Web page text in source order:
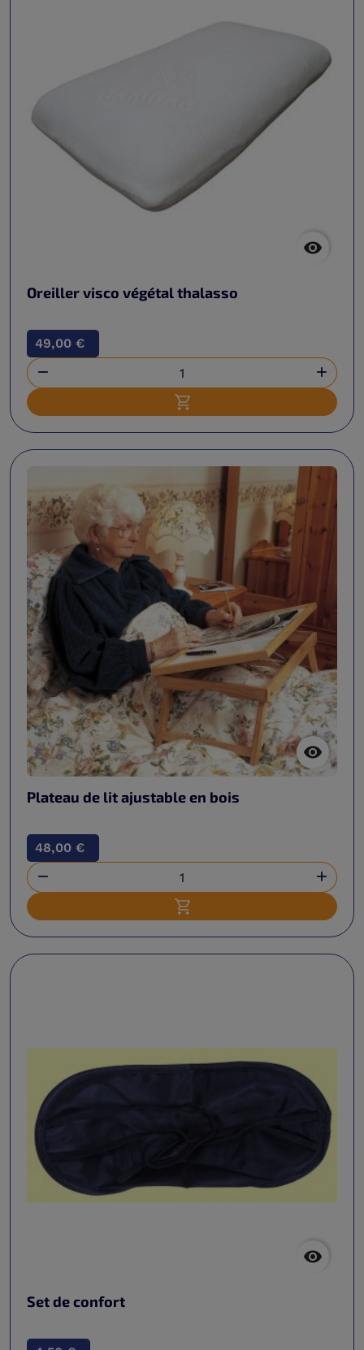

Oreiller visco végétal thalasso
49,00 €
 
Ajouter au panier

Plateau de lit ajustable en bois
48,00 €
 
Ajouter au panier

Set de confort